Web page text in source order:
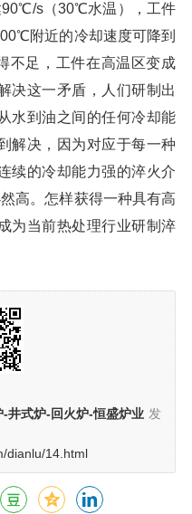
s（30℃水温），工件
附近的冷却速度可降到
不足，工件在高温区变成
决这一矛盾，人们研制出
水到油之间的任何冷却能
解决，因为对应于每一种
续的冷却能力强的淬火介
高。怎样获得一种具有高
为当前热处理行业研制淬
井式炉-回火炉-恒盛炉业 发
dianlu/14.html